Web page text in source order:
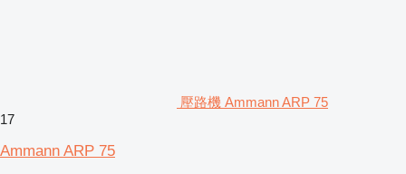
壓路機 Ammann ARP 75
17
Ammann ARP 75